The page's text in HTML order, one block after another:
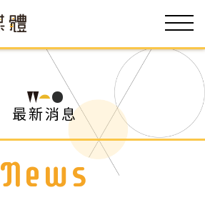
最新消息
News